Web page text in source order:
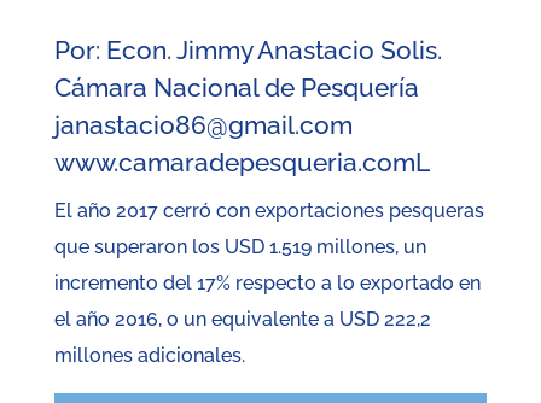
Por: Econ. Jimmy Anastacio Solis.
Cámara Nacional de Pesquería
janastacio86@gmail.com
www.camaradepesqueria.comL
El año 2017 cerró con exportaciones pesqueras
que superaron los USD 1.519 millones, un
incremento del 17% respecto a lo exportado en
el año 2016, o un equivalente a USD 222,2
millones adicionales.